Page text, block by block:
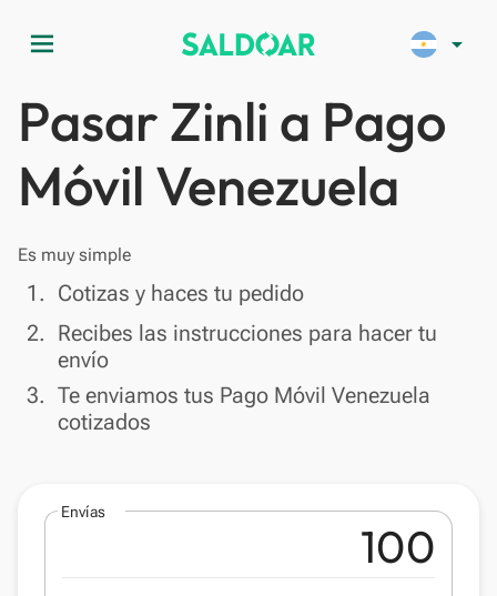
menu arrow_drop_down
Pasar Zinli a Pago
Móvil Venezuela
Es muy simple
done
1. Cotizas y haces tu pedido
done
2. Recibes las instrucciones para hacer tu
envío
done
3. Te enviamos tus Pago Móvil Venezuela
cotizados
Envías